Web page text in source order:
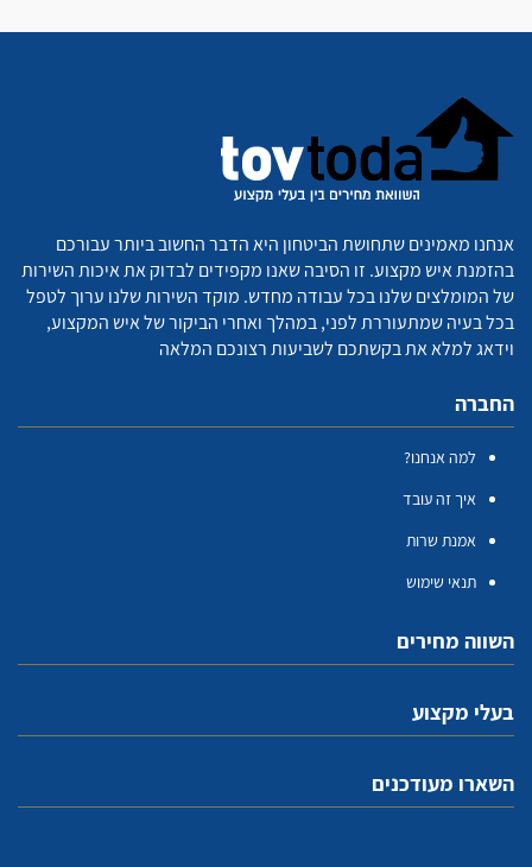
אנחנו מאמינים שתחושת הביטחון היא הדבר החשוב ביותר עבורכם
בהזמנת איש מקצוע. זו הסיבה שאנו מקפידים לבדוק את איכות השירות
של המומלצים שלנו בכל עבודה מחדש. מוקד השירות שלנו ערוך לטפל
בכל בעיה שמתעוררת לפני, במהלך ואחרי הביקור של איש המקצוע,
וידאג למלא את בקשתכם לשביעות רצונכם המלאה
החברה
למה אנחנו?
איך זה עובד
אמנת שרות
תנאי שימוש
השווה מחירים
בעלי מקצוע
השארו מעודכנים